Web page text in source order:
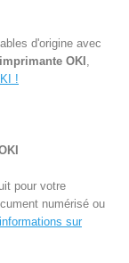
d'origine avec
imprimante OKI ,
!
pour votre
numérisé ou
sur